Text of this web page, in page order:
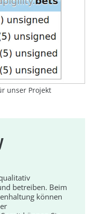
unser Projekt
betreiben. Beim
können